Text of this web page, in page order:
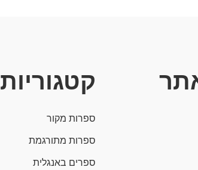
קטגוריות
ספרות מקור
ספרות מתורגמת
ספרים באנגלית